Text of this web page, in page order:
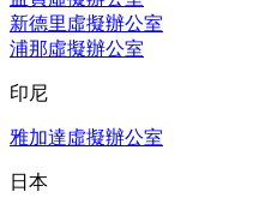
新德里虛擬辦公室
浦那虛擬辦公室
印尼
雅加達虛擬辦公室
日本